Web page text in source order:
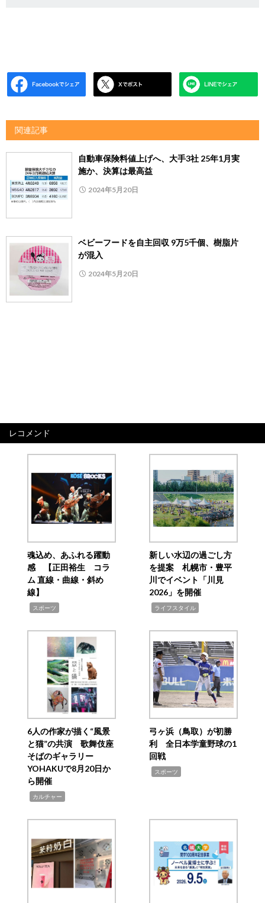
関連記事
自動車保険料値上げへ、大手3社 25年1月実
施か、決算は最高益
2024年5月20日
ベビーフードを自主回収 9万5千個、樹脂片
が混入
2024年5月20日
レコメンド
魂込め、あふれる躍動
感 【正田裕生 コラ
ム 直線・曲線・斜め
線】
スポーツ
新しい水辺の過ごし方
を提案 札幌市・豊平
川でイベント「川見
2026」を開催
ライフスタイル
6人の作家が描く“風景
と猫”の共演 歌舞伎座
そばのギャラリー
YOHAKUで8月20日か
ら開催
カルチャー
弓ヶ浜（鳥取）が初勝
利 全日本学童野球の1
回戦
スポーツ